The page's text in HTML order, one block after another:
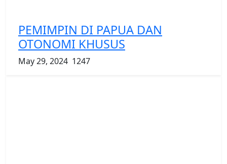
PEMIMPIN DI PAPUA DAN
OTONOMI KHUSUS
May 29, 2024 1247